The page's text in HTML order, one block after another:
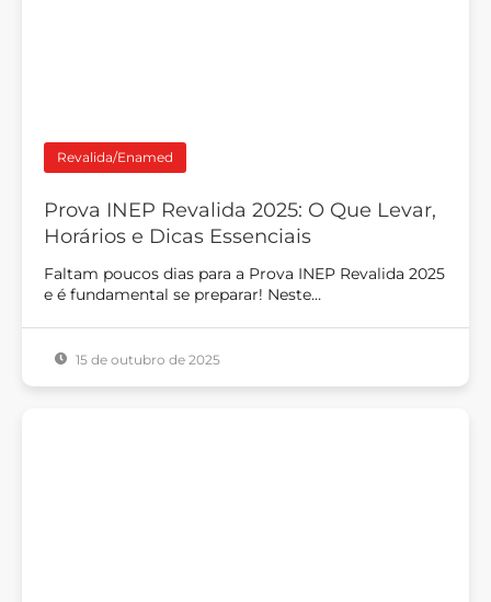
Revalida/Enamed
Prova INEP Revalida 2025: O Que Levar,
Horários e Dicas Essenciais
Faltam poucos dias para a Prova INEP Revalida 2025
e é fundamental se preparar! Neste…
15 de outubro de 2025